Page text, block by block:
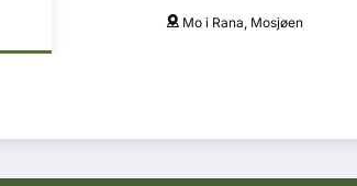
Mo i Rana, Mosjøen